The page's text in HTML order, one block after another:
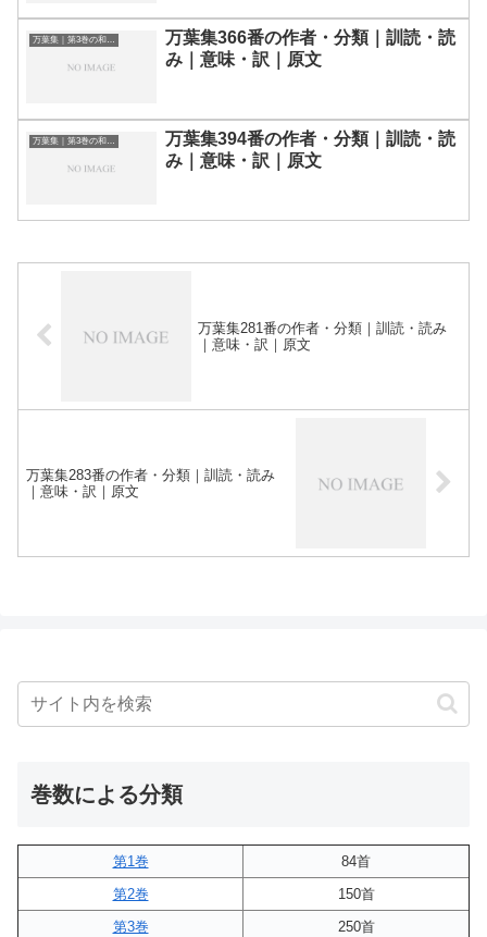
万葉集｜第3巻の和歌一覧
万葉集366番の作者・分類｜訓読・読
み｜意味・訳｜原文
万葉集394番の作者・分類｜訓読・読
み｜意味・訳｜原文
万葉集281番の作者・分類｜訓読・読み
｜意味・訳｜原文
万葉集283番の作者・分類｜訓読・読み
｜意味・訳｜原文
巻数による分類
第1巻
84首
第2巻
150首
第3巻
250首